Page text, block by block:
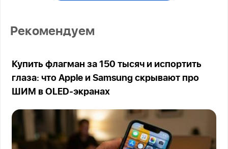
Рекомендуем
Купить флагман за 150 тысяч и испортить
глаза: что Apple и Samsung скрывают про
ШИМ в OLED-экранах